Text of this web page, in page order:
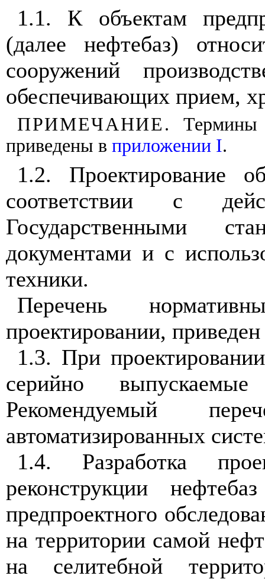
1.1. К объектам
(далее нефтебаз)
сооружений
обеспечивающих прием,
ПРИМЕЧАНИЕ . Термины
приведены в приложении I.
1.2. Проектирование
соответствии с
Государственными
документами и с
техники.
Перечень
проектировании,
1.3. При
серийно
Рекомендуемый
автоматизированных
1.4. Разработка
реконструкции
предпроектного
на территории самой
на селитебной